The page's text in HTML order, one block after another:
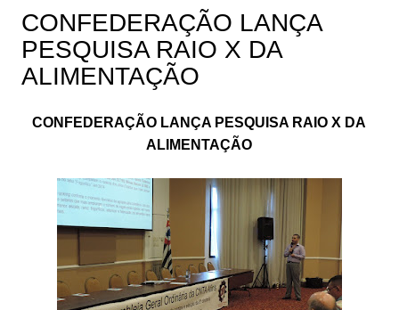
CONFEDERAÇÃO LANÇA
PESQUISA RAIO X DA
ALIMENTAÇÃO
CONFEDERAÇÃO LANÇA PESQUISA RAIO X DA
ALIMENTAÇÃO